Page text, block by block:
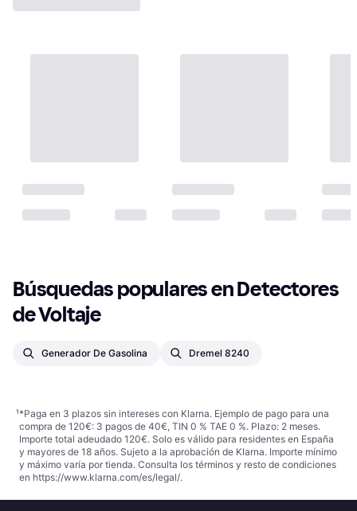
Búsquedas populares en Detectores
de Voltaje
Generador De Gasolina Dremel 8240
¹*Paga en 3 plazos sin intereses con Klarna. Ejemplo de pago para una
compra de 120€: 3 pagos de 40€, TIN 0 % TAE 0 %. Plazo: 2 meses.
Importe total adeudado 120€. Solo es válido para residentes en España
y mayores de 18 años. Sujeto a la aprobación de Klarna. Importe mínimo
y máximo varía por tienda. Consulta los términos y resto de condiciones
en https://www.klarna.com/es/legal/.